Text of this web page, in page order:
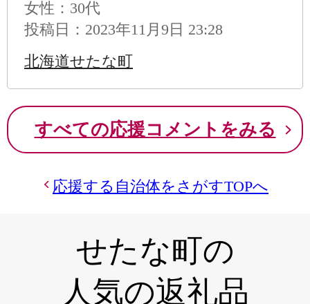
女性：30代
投稿日：2023年11月9日 23:28
北海道せたな町
すべての応援コメントをみる
応援する自治体をさがすTOPへ
せたな町の
人気の返礼品